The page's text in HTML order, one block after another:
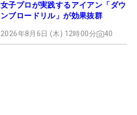
女子プロが実践するアイアン「ダウ
ンブロードリル」が効果抜群
2026年8月6日 (木) 12時00分 40